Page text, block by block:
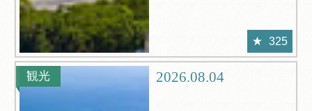
325
観光 2026.08.04